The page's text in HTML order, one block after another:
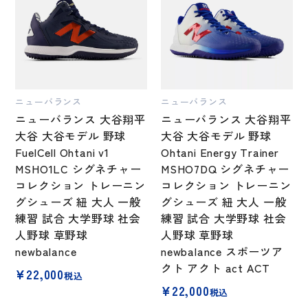
ニューバランス
ニューバランス 大谷翔平
大谷 大谷モデル 野球
FuelCell Ohtani v1
MSHO1LC シグネチャー
コレクション トレーニン
グシューズ 紐 大人 一般
練習 試合 大学野球 社会
人野球 草野球
newbalance
¥22,000税込
ニューバランス
ニューバランス 大谷翔平
大谷 大谷モデル 野球
Ohtani Energy Trainer
MSHO7DQ シグネチャー
コレクション トレーニン
グシューズ 紐 大人 一般
練習 試合 大学野球 社会
人野球 草野球
newbalance スポーツア
クト アクト act ACT
¥22,000税込